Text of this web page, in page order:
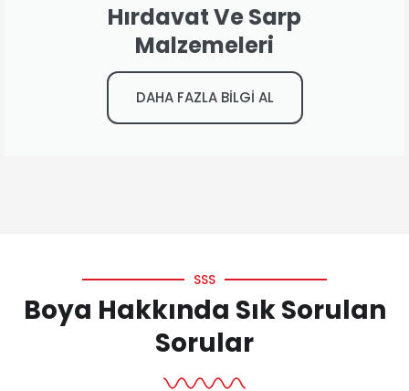
Hırdavat Ve Sarp
Malzemeleri
DAHA FAZLA BİLGİ AL
SSS
Boya Hakkında Sık Sorulan
Sorular